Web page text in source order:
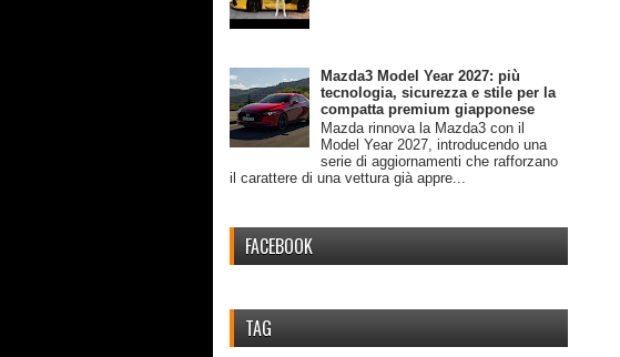
Mazda3 Model Year 2027: più
tecnologia, sicurezza e stile per la
compatta premium giapponese
Mazda rinnova la Mazda3 con il
Model Year 2027, introducendo una
serie di aggiornamenti che rafforzano
il carattere di una vettura già appre...
FACEBOOK
TAG